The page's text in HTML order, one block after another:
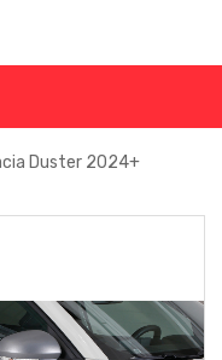
Duster 2024+